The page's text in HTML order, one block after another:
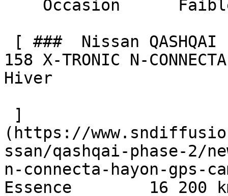
158 X-TRONIC N-
Hiver
(https://
ssan/qashqai-phase-2/
n-connecta-hayon-gps-
Essence        16 200